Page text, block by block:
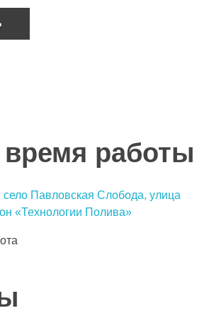
работы
село Павловская Слобода, улица
«Технологии Полива»